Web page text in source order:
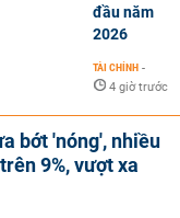
đầu năm
2026
TÀI CHÍNH -
4 giờ trước
bớt 'nóng', nhiều
9%, vượt xa